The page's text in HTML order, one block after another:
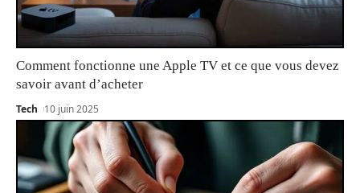
Comment fonctionne une Apple TV et ce que vous devez
savoir avant d’acheter
Tech 10 juin 2025